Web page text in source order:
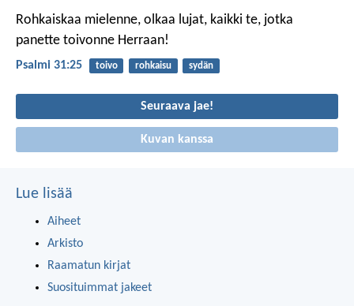
Rohkaiskaa mielenne, olkaa lujat, kaikki te, jotka
panette toivonne Herraan!
Psalmi 31:25 toivo rohkaisu sydän
Seuraava jae!
Kuvan kanssa
Lue lisää
Aiheet
Arkisto
Raamatun kirjat
Suosituimmat jakeet